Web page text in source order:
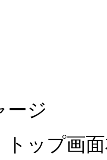
ージ
トップ画